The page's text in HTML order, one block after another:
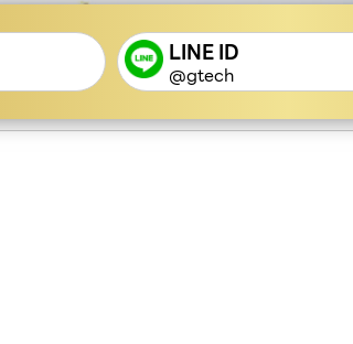
LINE ID
@gtech